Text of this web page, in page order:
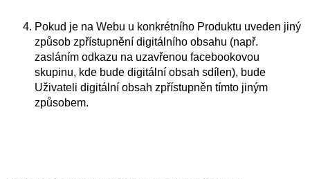
Pokud je na Webu u konkrétního Produktu uveden jiný
způsob zpřístupnění digitálního obsahu (např.
zasláním odkazu na uzavřenou facebookovou
skupinu, kde bude digitální obsah sdílen), bude
Uživateli digitální obsah zpřístupněn tímto jiným
způsobem.